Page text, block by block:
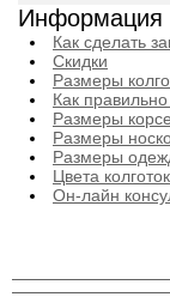
Информация
Как сделать
Скидки
Размеры
Как
Размеры
Размеры
Размеры
Цвета
Он-лайн